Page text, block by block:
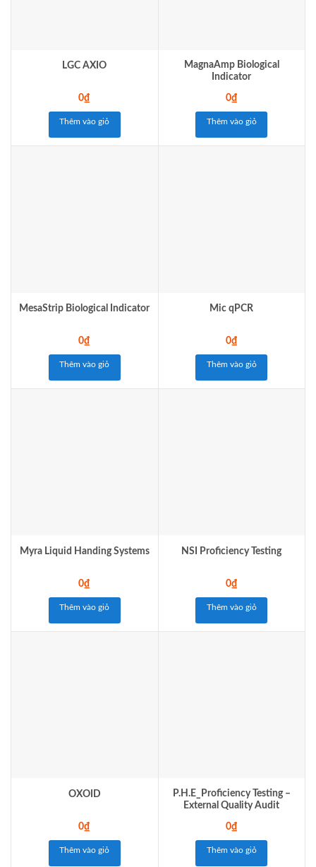
LGC AXIO
0₫
Thêm vào giỏ
MagnaAmp Biological
Indicator
0₫
Thêm vào giỏ
MesaStrip Biological Indicator
0₫
Thêm vào giỏ
Mic qPCR
0₫
Thêm vào giỏ
Myra Liquid Handing Systems
0₫
Thêm vào giỏ
NSI Proficiency Testing
0₫
Thêm vào giỏ
OXOID
0₫
Thêm vào giỏ
P.H.E_Proficiency Testing –
External Quality Audit
0₫
Thêm vào giỏ